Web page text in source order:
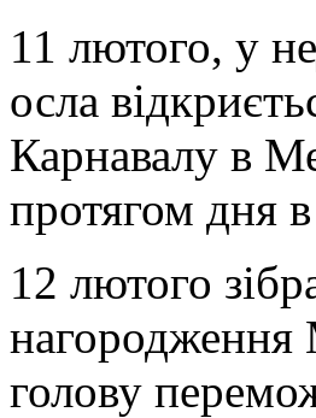
11 лютого, у
осла
Карнавалу в
протягом дня
12 лютого
нагородження
голову